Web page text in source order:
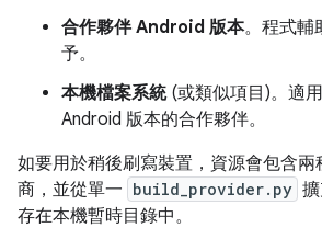
合作夥伴 Android 版本。程式輔
予。
本機檔案系統(或類似項目)。適
Android 版本的合作夥伴。
如要用於稍後刷寫裝置，資源會包含
商，並從單一 build_provider.py
存在本機暫時目錄中。